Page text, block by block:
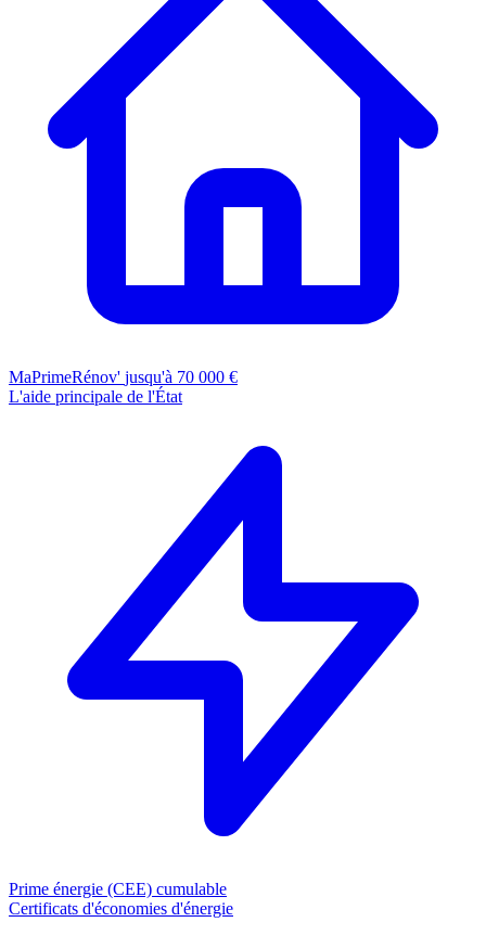
MaPrimeRénov' jusqu'à 70 000 €
L'aide principale de l'État
Prime énergie (CEE) cumulable
Certificats d'économies d'énergie